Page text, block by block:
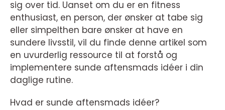
sig over tid. Uanset om du er en fitness
enthusiast, en person, der ønsker at tabe sig
eller simpelthen bare ønsker at have en
sundere livsstil, vil du finde denne artikel som
en uvurderlig ressource til at forstå og
implementere sunde aftensmads idéer i din
daglige rutine.
Hvad er sunde aftensmads idéer?